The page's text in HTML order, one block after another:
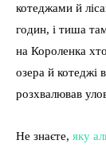
котеджами й
годин, і тиша
на Короленка
озера й котеджі
розхвалював
Не знаєте, яку